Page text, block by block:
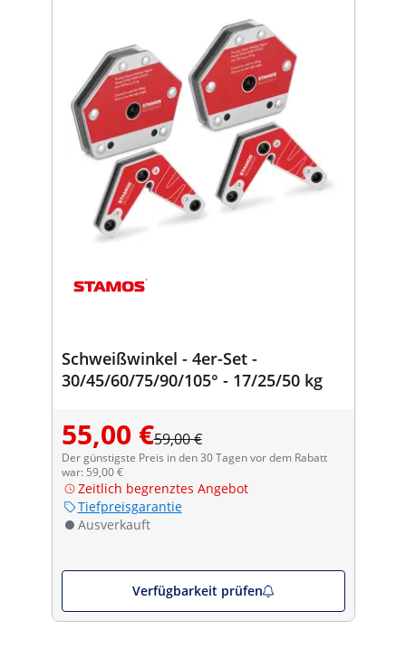
Schweißwinkel - 4er-Set -
30/45/60/75/90/105° - 17/25/50 kg
55,00 €59,00 €
Der günstigste Preis in den 30 Tagen vor dem Rabatt
war: 59,00 €
Zeitlich begrenztes Angebot
Tiefpreisgarantie
Ausverkauft
Verfügbarkeit prüfen